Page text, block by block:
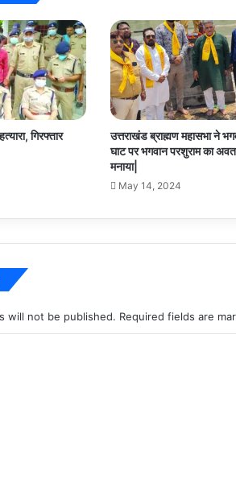
गिरफ्तार
उत्तराखंड ब्राह्मण महासभा ने
घाट पर भगवान परशुराम का
मनाया|
May 14, 2024
will not be published. Required fields are